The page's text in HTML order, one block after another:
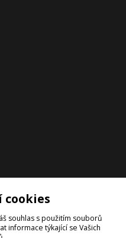
cookies
souhlas s použitím souborů
informace týkající se Vašich